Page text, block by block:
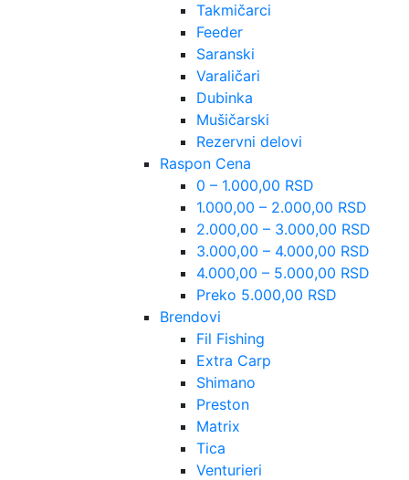
Takmičarci
Feeder
Saranski
Varaličari
Dubinka
Mušičarski
Rezervni delovi
Raspon Cena
0 – 1.000,00 RSD
1.000,00 – 2.000,00 RSD
2.000,00 – 3.000,00 RSD
3.000,00 – 4.000,00 RSD
4.000,00 – 5.000,00 RSD
Preko 5.000,00 RSD
Brendovi
Fil Fishing
Extra Carp
Shimano
Preston
Matrix
Tica
Venturieri